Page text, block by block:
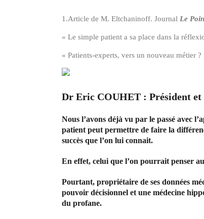
1.Article de M. Eltchaninoff. Journal Le
« Le simple patient a sa place dans la
« Patients-experts, vers un nouveau métier ?
Dr Eric COUHET : Président et
Nous l’avons déjà vu par le passé avec
patient peut permettre de faire la
succès que l’on lui connait.
En effet, celui que l’on pourrait penser
Pourtant, propriétaire de ses données
pouvoir décisionnel et une médecine
du profane.